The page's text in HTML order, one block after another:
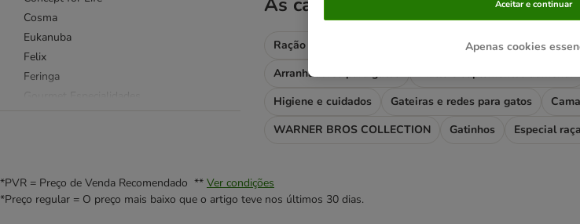
Cosma
Eukanuba
Felix
Feringa
Schesir
As categorias mais visitadas
Ração para gatos Comida húmida para gatos Areia
Arranhadores para gatos
Malte e suplementos alimentares
Higiene e cuidados
Gateiras e redes para gatos
WARNER BROS COLLECTION
Gatinhos Especial
*PVR = Preço de Venda Recomendado ** Ver condições
*Preço regular = O preço mais baixo que o artigo teve nos últimos 30 dias.
Apenas cookies
Aceitar e continuar